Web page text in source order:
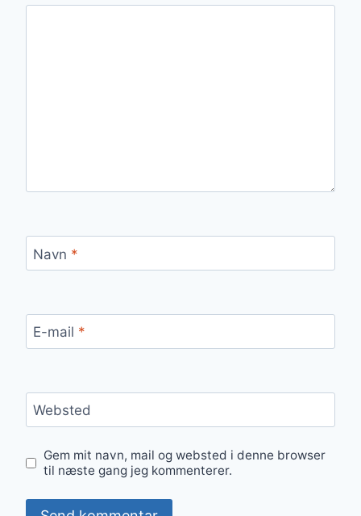
Navn *
E-mail *
Websted
Gem mit navn, mail og websted i denne browser
til næste gang jeg kommenterer.